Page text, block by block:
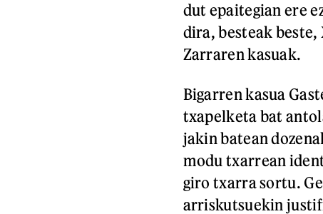
dut epaitegian ere
dira, besteak beste,
Zarraren kasuak.
Bigarren kasua
txapelketa bat
jakin batean
modu txarrean
giro txarra sortu.
arriskutsuekin